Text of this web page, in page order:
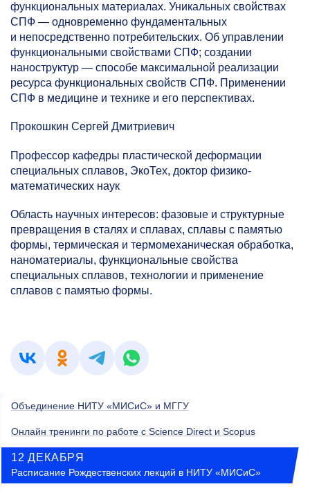
функциональных материалах. Уникальных свойствах
СПФ — одновременно фундаментальных
и непосредственно потребительских. Об управлении
функциональными свойствами СПФ; создании
наноструктур — способе максимальной реализации
ресурса функциональных свойств СПФ. Применении
СПФ в медицине и технике и его перспективах.
Прокошкин Сергей Дмитриевич
Профессор кафедры пластической деформации
специальных сплавов, ЭкоТех, доктор физико-
математических наук
Область научных интересов: фазовые и структурные
превращения в сталях и сплавах, сплавы с памятью
формы, термическая и термомеханическая обработка,
наноматериалы, функциональные свойства
специальных сплавов, технологии и применение
сплавов с памятью формы.
Объединение НИТУ «МИСиС» и МГГУ
Онлайн тренинги по работе с Science Direct и Scopus
12 ДЕКАБРЯ
Расписание Рождественских лекций в НИТУ «МИСиС»